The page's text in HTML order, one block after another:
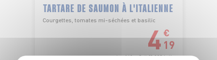
TARTARE DE SAUMON À L'ITALIENNE
Courgettes, tomates mi-séchées et basilic
4 €
19
Les 140g - Soit 29,93€ le Kg